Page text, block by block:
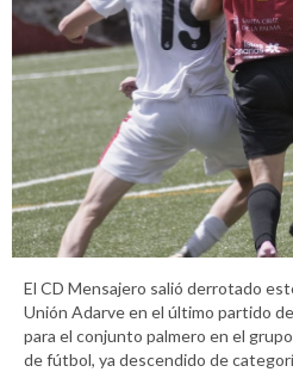
El CD Mensajero salió derrotado
Unión Adarve en el último partido
para el conjunto palmero en el
de fútbol, ya descendido de